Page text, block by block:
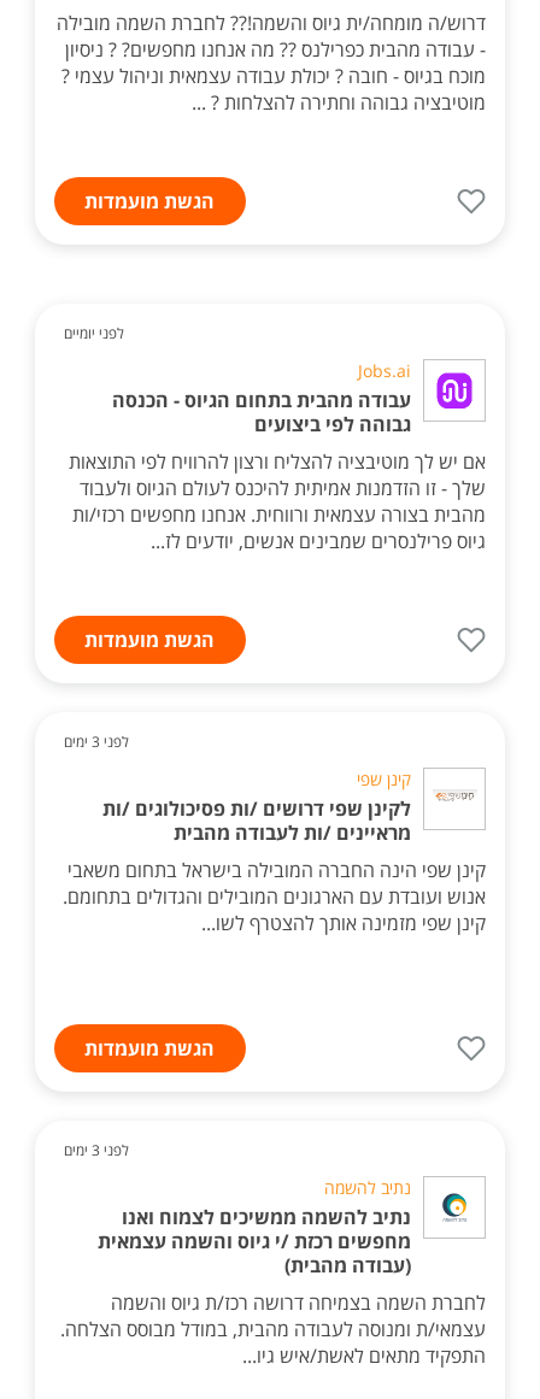
דרוש/ה מומחה/ית גיוס והשמה!?? לחברת השמה מובילה
- עבודה מהבית כפרילנס ?? מה אנחנו מחפשים? ? ניסיון
מוכח בגיוס - חובה ? יכולת עבודה עצמאית וניהול עצמי ?
מוטיבציה גבוהה וחתירה להצלחות ? ...
הגשת מועמדות
לפני יומיים
Jobs.ai
עבודה מהבית בתחום הגיוס - הכנסה
גבוהה לפי ביצועים
אם יש לך מוטיבציה להצליח ורצון להרוויח לפי התוצאות
שלך - זו הזדמנות אמיתית להיכנס לעולם הגיוס ולעבוד
מהבית בצורה עצמאית ורווחית. אנחנו מחפשים רכזי/ות
גיוס פרילנסרים שמבינים אנשים, יודעים לז...
הגשת מועמדות
לפני 3 ימים
קינן שפי
לקינן שפי דרושים /ות פסיכולוגים /ות
מראיינים /ות לעבודה מהבית
קינן שפי הינה החברה המובילה בישראל בתחום משאבי
אנוש ועובדת עם הארגונים המובילים והגדולים בתחומם.
קינן שפי מזמינה אותך להצטרף לשו...
הגשת מועמדות
לפני 3 ימים
נתיב להשמה
נתיב להשמה ממשיכים לצמוח ואנו
מחפשים רכזת /י גיוס והשמה עצמאית
(עבודה מהבית)
לחברת השמה בצמיחה דרושה רכז/ת גיוס והשמה
עצמאי/ת ומנוסה לעבודה מהבית, במודל מבוסס הצלחה.
התפקיד מתאים לאשת/איש גיו...